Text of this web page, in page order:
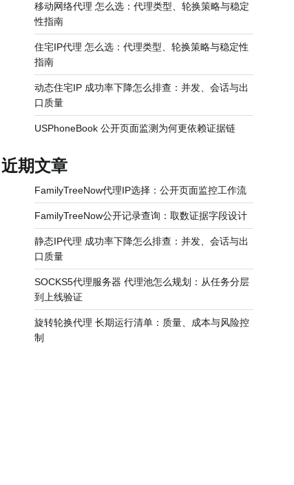
移动网络代理 怎么选：代理类型、轮换策略与稳定
性指南
住宅IP代理 怎么选：代理类型、轮换策略与稳定性
指南
动态住宅IP 成功率下降怎么排查：并发、会话与出
口质量
USPhoneBook 公开页面监测为何更依赖证据链
近期文章
FamilyTreeNow代理IP选择：公开页面监控工作流
FamilyTreeNow公开记录查询：取数证据字段设计
静态IP代理 成功率下降怎么排查：并发、会话与出
口质量
SOCKS5代理服务器 代理池怎么规划：从任务分层
到上线验证
旋转轮换代理 长期运行清单：质量、成本与风险控
制